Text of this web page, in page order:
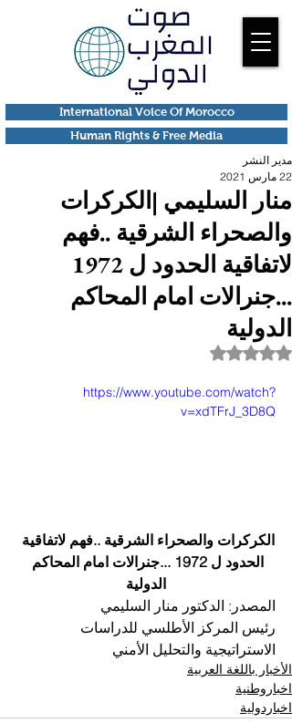
Human Rights & Free Media
International Voice Of Morocco
منار السليمي |الكركرات
والصحراء الشرقية ..فهم
لاتفاقية الحدود ل 1972
...جنرالات امام المحاكم
الدولية
مدير النشر
22 مارس 2021
تم التقييم بـ ليس رقمًا من أصل 5 نجوم.
https://www.youtube.com/watch?
v=xdTFrJ_3D8Q
الكركرات والصحراء الشرقية ..فهم لاتفاقية
الحدود ل 1972 ...جنرالات امام المحاكم
الدولية
المصدر: الدكتور منار السليمي
رئيس المركز الأطلسي للدراسات
الاستراتيجية والتحليل الأمني
الأخبار باللغة العربية
اخباروطنية
اخباردولية